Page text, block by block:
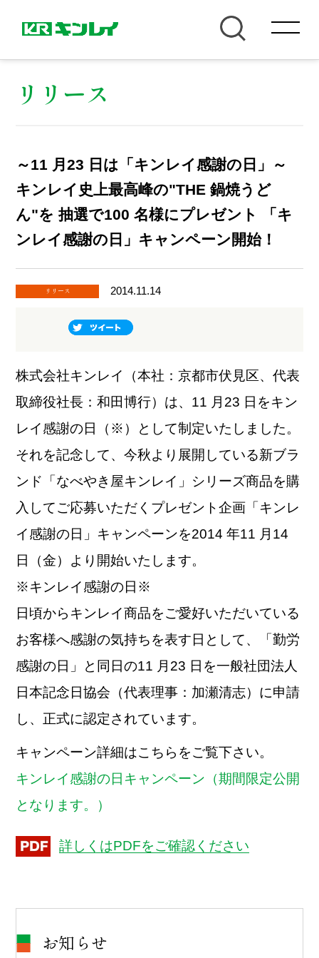
リリース
～11 月23 日は「キンレイ感謝の日」～
キンレイ史上最高峰の"THE 鍋焼うど
ん"を 抽選で100 名様にプレゼント 「キ
ンレイ感謝の日」キャンペーン開始！
リリース 2014.11.14
株式会社キンレイ（本社：京都市伏見区、代表
取締役社長：和田博行）は、11 月23 日をキン
レイ感謝の日（※）として制定いたしました。
それを記念して、今秋より展開している新ブラ
ンド「なべやき屋キンレイ」シリーズ商品を購
入してご応募いただくプレゼント企画「キンレ
イ感謝の日」キャンペーンを2014 年11 月14
日（金）より開始いたします。
※キンレイ感謝の日※
日頃からキンレイ商品をご愛好いただいている
お客様へ感謝の気持ちを表す日として、「勤労
感謝の日」と同日の11 月23 日を一般社団法人
日本記念日協会（代表理事：加瀬清志）に申請
し、正式に認定されています。
キャンペーン詳細はこちらをご覧下さい。
キンレイ感謝の日キャンペーン（期間限定公開
となります。）
詳しくはPDFをご確認ください
お知らせ